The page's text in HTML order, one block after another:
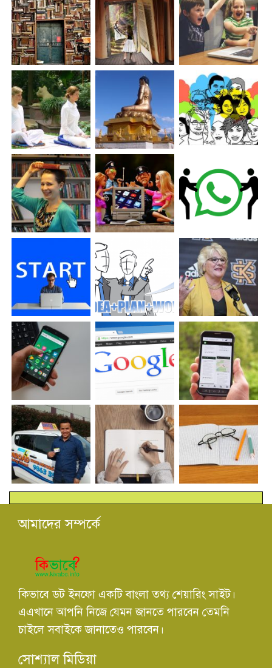
আমাদের সম্পর্কে
কিভাবে ডট ইনফো একটি বাংলা তথ্য শেয়ারিং সাইট।
এএখানে আপনি নিজে যেমন জানতে পারবেন তেমনি
চাইলে সবাইকে জানাতেও পারবেন।
সোশ্যাল মিডিয়া